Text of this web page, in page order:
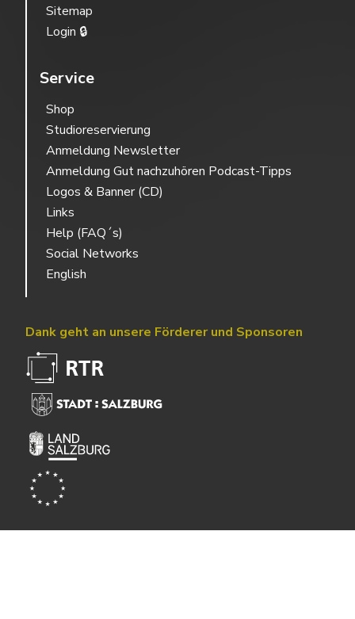
Sitemap
Login 🔒
Service
Shop
Studioreservierung
Anmeldung Newsletter
Anmeldung Gut nachzuhören Podcast-Tipps
Logos & Banner (CD)
Links
Help (FAQ´s)
Social Networks
English
Dank geht an unsere Förderer und Sponsoren